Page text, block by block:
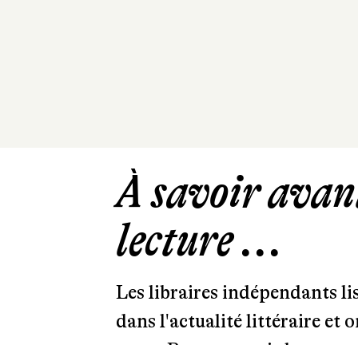
À savoir
lecture ...
Les libraires indépendants
dans l'actualité littéraire et